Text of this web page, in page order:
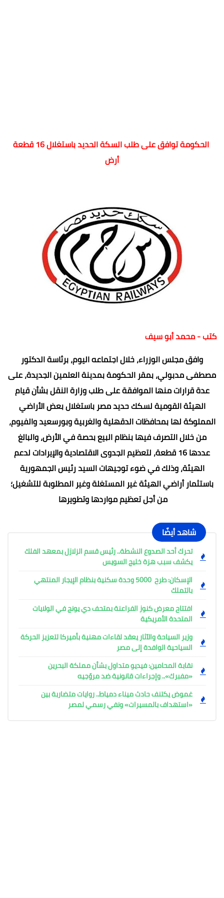
الحكومة توافق على طلب السكة الحديد باستغلال 16 قطعة
أرض
كتب - محمد أبو سيف
وافق مجلس الوزراء، خلال اجتماعه اليوم، برئاسة الدكتور
مصطفى مدبولي، بمقر الحكومة بمدينة العلمين الجديدة، على
عدة قرارات منها الموافقة على طلب وزارة النقل بشأن قيام
الهيئة القومية لسكك حديد مصر باستغلال بعض الأراضي
المملوكة لها بمحافظات الدقهلية والغربية وبورسعيد والفيوم،
من خلال التصرف فيها بنظام البيع بحصة في الأرض، والبالغ
عددها 16 قطعة، لتعظيم الجدوى الاقتصادية والإيرادات لدعم
الهيئة، وذلك في ضوء توجيهات السيد رئيس الجمهورية
باستثمار أراضي الهيئة غير المستغلة وغير المطلوبة للتشغيل؛
من أجل تعظيم مواردها وتطويرها
شاهد أيضًا
تحرك أحد الصدوع النشطة.. رئيس قسم الزلازل بمعهد الفلك
يكشف سبب هزة خليج السويس
الإسكان: طرح 5000 وحدة سكنية بنظام الإيجار المنتهي
بالتملك
افتتاح معرض كنوز الفراعنة بمتحف دي يونج في الولايات
المتحدة الأمريكية
وزير السياحة والآثار يعقد لقاءات مهنية بأميركا لتعزيز الحركة
السياحية الوافدة إلى مصر
نقابة المحامين: فيديو متداول بشأن مملكة البحرين
«مفبرك».. وإجراءات قانونية ضد مروّجيه
غموض يكتنف حادث ميناء دمياط.. روايات متضاربة بين
«استهداف بالمسيرات» ونفي رسمي لمصر